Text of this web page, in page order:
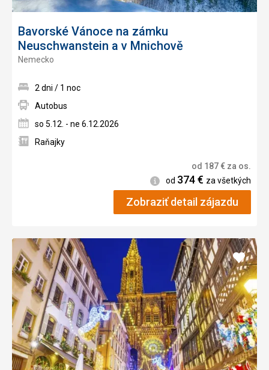
Bavorské Vánoce na zámku
Neuschwanstein a v Mnichově
Nemecko
2 dni / 1 noc
Autobus
so 5.12. - ne 6.12.2026
Raňajky
od 187€ za os.
Informácie
od 374€ za všetkých
Zobraziť detail zájazdu
Pridať
do